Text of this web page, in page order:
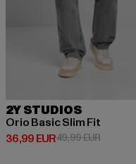
2Y STUDIOS
Orio Basic Slim Fit
36,99 EUR
Derzeitiger Preis: 36,99
49,99 EUR